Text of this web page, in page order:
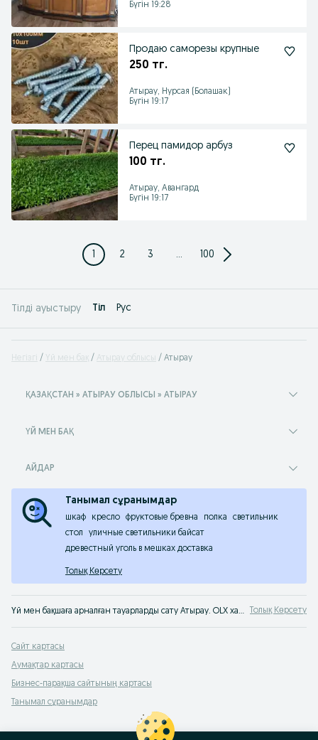
Бүгін 19:28
Продаю саморезы крупные
250 тг.
Атырау, Нурсая (Болашак)
Бүгін 19:17
Перец памидор арбуз
100 тг.
Атырау, Авангард
Бүгін 19:17
1 2 3 ... 100
Тілді ауыстыру Tіл Рус
Негізгі Үй мен бақ Атырау облысы Атырау
ҚАЗАҚСТАН » АТЫРАУ ОБЛЫСЫ » АТЫРАУ
ҮЙ МЕН БАҚ
АЙДАР
Танымал сұранымдар
шкаф кресло фруктовые бревна полка
светильник
стол
уличные светильники байсат
древестный уголь в мешках доставка
Толық Көрсету
Үй мен бақшаға арналған тауарларды сату Атырау. OLX хабарландырулар сервисінен б/қ үйге арналған тауарларды тез әрі оңай сатып алуға болады. Үй мен бақшаға арналған тек ең жақсы тауарларды OLX Атырау сервисінен сатып ал! Толық Көрсету
Сайт картасы
Аумақтар картасы
Бизнес-парақша сайтының картасы
Танымал сұранымдар